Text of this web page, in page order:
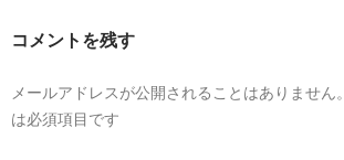
ゲ
シ
コメントを残す
メールアドレスが公開されることはありません。
は必須項目です